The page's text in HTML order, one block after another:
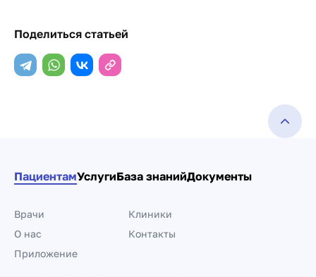
Поделиться статьей
ПациентамУслугиБаза знанийДокументы
Врачи
Клиники
О нас
Контакты
Приложение